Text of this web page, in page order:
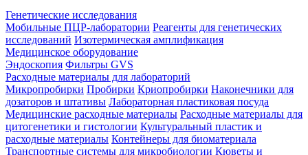
Генетические исследования
Мобильные ПЦР-лаборатории Реагенты для генетических
исследований Изотермическая амплификация
Медицинское оборудование
Эндоскопия Фильтры GVS
Расходные материалы для лабораторий
Микропробирки Пробирки Криопробирки Наконечники для
дозаторов и штативы Лабораторная пластиковая посуда
Медицинские расходные материалы Расходные материалы для
цитогенетики и гистологии Культуральный пластик и
расходные материалы Контейнеры для биоматериала
Транспортные системы для микробиологии Кюветы и